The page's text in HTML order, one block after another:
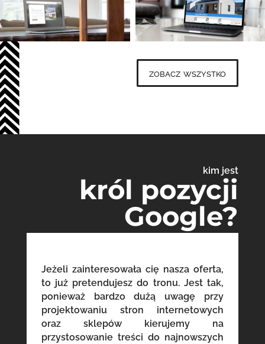
zobacz wszystko
kim jest
król pozycji
Google?
Jeżeli zainteresowała cię nasza oferta,
to już pretendujesz do tronu. Jest tak,
ponieważ bardzo dużą uwagę przy
projektowaniu stron internetowych
oraz sklepów kierujemy na
przystosowanie treści do najnowszych